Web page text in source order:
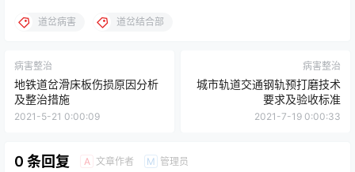
道岔病害 道岔结合部
病害整治
地铁道岔滑床板伤损原因分析
及整治措施
2021-5-21 0:00:09
病害整治
城市轨道交通钢轨预打磨技术
要求及验收标准
2021-7-19 0:00:33
0 条回复 A 文章作者 M 管理员